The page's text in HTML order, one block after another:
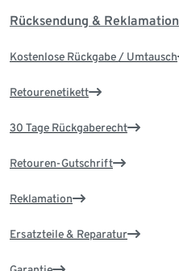
Rücksendung & Reklamation
Kostenlose Rückgabe / Umtausch
Retourenetikett
30 Tage Rückgaberecht
Retouren-Gutschrift
Reklamation
Ersatzteile & Reparatur